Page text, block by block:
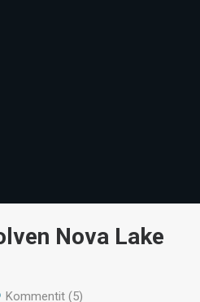
Nova Lake
Kommentit (5)